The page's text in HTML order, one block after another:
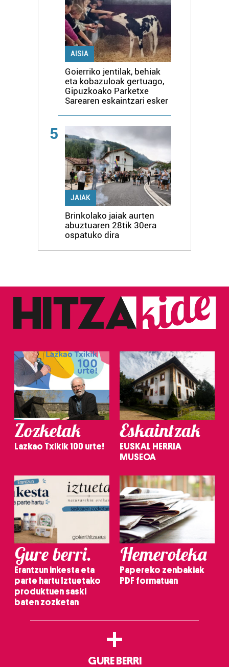
AISIA
Goierriko jentilak, behiak
eta kobazuloak gertuago,
Gipuzkoako Parketxe
Sarearen eskaintzari esker
5
JAIAK
Brinkolako jaiak aurten
abuztuaren 28tik 30era
ospatuko dira
Zozketak
Lazkao Txikik 100 urte!
Eskaintzak
EUSKAL HERRIA
MUSEOA
Gure berri.
Erantzun inkesta eta
parte hartu Iztuetako
produktuen saski
baten zozketan
Hemeroteka
Papereko zenbakiak
PDF formatuan
+
GURE BERRI